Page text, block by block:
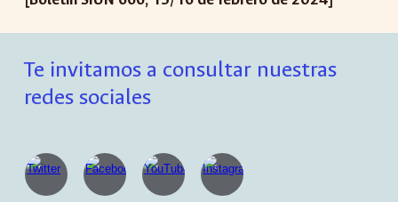
Te invitamos a consultar nuestras
redes sociales